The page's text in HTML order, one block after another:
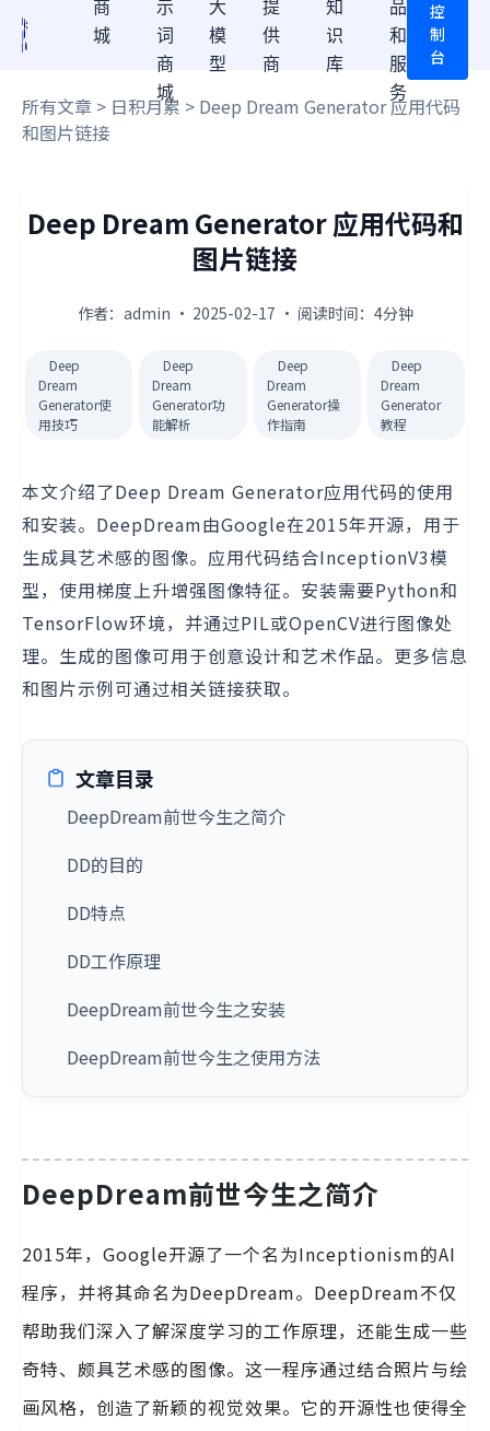
商
城
示
词
商
城
大
模
型
提
供
商
知
识
库
品
和
服
务
控
制
台
所有文章 > 日积月累 > Deep Dream Generator 应用代码
和图片链接
Deep Dream Generator 应用代码和
图片链接
作者：admin · 2025-02-17 · 阅读时间：4分钟
Deep
Dream
Generator使
用技巧
Deep
Dream
Generator功
能解析
Deep
Dream
Generator操
作指南
Deep
Dream
Generator
教程
本文介绍了Deep Dream Generator应用代码的使用
和安装。DeepDream由Google在2015年开源，用于
生成具艺术感的图像。应用代码结合InceptionV3模
型，使用梯度上升增强图像特征。安装需要Python和
TensorFlow环境，并通过PIL或OpenCV进行图像处
理。生成的图像可用于创意设计和艺术作品。更多信息
和图片示例可通过相关链接获取。
文章目录
DeepDream前世今生之简介
DD的目的
DD特点
DD工作原理
DeepDream前世今生之安装
DeepDream前世今生之使用方法
DeepDream前世今生之简介
2015年，Google开源了一个名为Inceptionism的AI
程序，并将其命名为DeepDream。DeepDream不仅
帮助我们深入了解深度学习的工作原理，还能生成一些
奇特、颇具艺术感的图像。这一程序通过结合照片与绘
画风格，创造了新颖的视觉效果。它的开源性也使得全